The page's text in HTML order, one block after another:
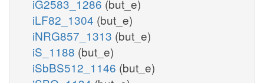
iG2583_1286 (but_e)
iLF82_1304 (but_e)
iNRG857_1313 (but_e)
iS_1188 (but_e)
iSbBS512_1146 (but_e)